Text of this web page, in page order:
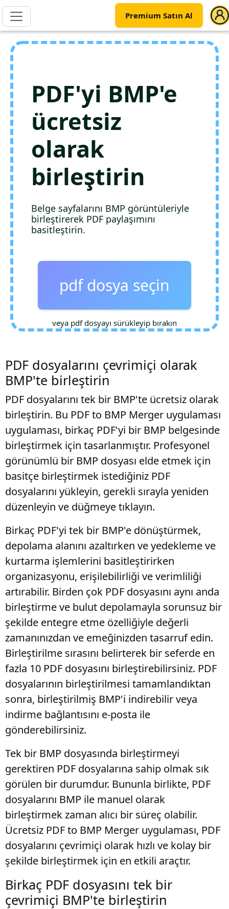
Premium Satın Al
PDF'yi BMP'e
ücretsiz
olarak
birleştirin
Belge sayfalarını BMP görüntüleriyle
birleştirerek PDF paylaşımını
basitleştirin.
pdf dosya seçin
veya pdf dosyayı sürükleyip bırakın
PDF dosyalarını çevrimiçi olarak
BMP'te birleştirin
PDF dosyalarını tek bir BMP'te ücretsiz olarak
birleştirin. Bu PDF to BMP Merger uygulaması
uygulaması, birkaç PDF'yi bir BMP belgesinde
birleştirmek için tasarlanmıştır. Profesyonel
görünümlü bir BMP dosyası elde etmek için
basitçe birleştirmek istediğiniz PDF
dosyalarını yükleyin, gerekli sırayla yeniden
düzenleyin ve düğmeye tıklayın.
Birkaç PDF'yi tek bir BMP'e dönüştürmek,
depolama alanını azaltırken ve yedekleme ve
kurtarma işlemlerini basitleştirirken
organizasyonu, erişilebilirliği ve verimliliği
artırabilir. Birden çok PDF dosyasını aynı anda
birleştirme ve bulut depolamayla sorunsuz bir
şekilde entegre etme özelliğiyle değerli
zamanınızdan ve emeğinizden tasarruf edin.
Birleştirilme sırasını belirterek bir seferde en
fazla 10 PDF dosyasını birleştirebilirsiniz. PDF
dosyalarının birleştirilmesi tamamlandıktan
sonra, birleştirilmiş BMP'i indirebilir veya
indirme bağlantısını e-posta ile
gönderebilirsiniz.
Tek bir BMP dosyasında birleştirmeyi
gerektiren PDF dosyalarına sahip olmak sık
görülen bir durumdur. Bununla birlikte, PDF
dosyalarını BMP ile manuel olarak
birleştirmek zaman alıcı bir süreç olabilir.
Ücretsiz PDF to BMP Merger uygulaması, PDF
dosyalarını çevrimiçi olarak hızlı ve kolay bir
şekilde birleştirmek için en etkili araçtır.
Birkaç PDF dosyasını tek bir
çevrimiçi BMP'te birleştirin